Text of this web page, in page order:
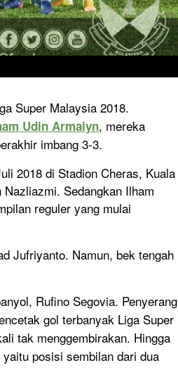
Super Malaysia 2018.
Udin Armaiyn, mereka
imbang 3-3.
2018 di Stadion Cheras, Kuala
Sedangkan Ilham
reguler yang mulai
Jufriyanto. Namun, bek tengah
Rufino Segovia. Penyerang
gol terbanyak Liga Super
tak menggembirakan. Hingga
posisi sembilan dari dua